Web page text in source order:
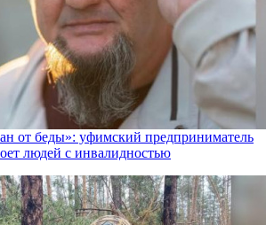
от беды»: уфимский предприниматель
людей с инвалидностью